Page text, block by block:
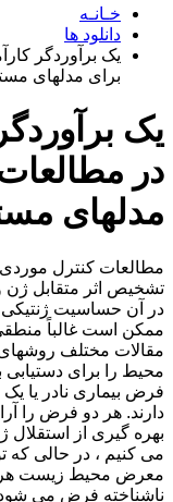
خـانـه
دانلود ها
یک برآوردگر
برای مدلهای
یک
در
مدلهای
مطالعات کنترل
تشخیص اثر متقابل ژن
در آن حساسیت
ممکن است غالباً
مقالات مختلف روشهای
محیط را برای دستیابی
فرض بیماری نادر یا
دارند. هر دو فرض را
بهره گیری از استقلال
می کنیم ، در حالی که
معرض محیط زیست هر
ناشناخته فرض می